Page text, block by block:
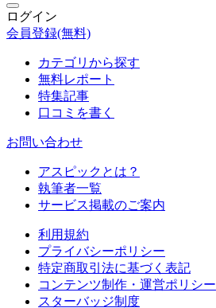
ログイン
会員登録(無料)
カテゴリから探す
無料レポート
特集記事
口コミを書く
お問い合わせ
アスピックとは？
執筆者一覧
サービス掲載のご案内
利用規約
プライバシーポリシー
特定商取引法に基づく表記
コンテンツ制作・運営ポリシー
スターバッジ制度